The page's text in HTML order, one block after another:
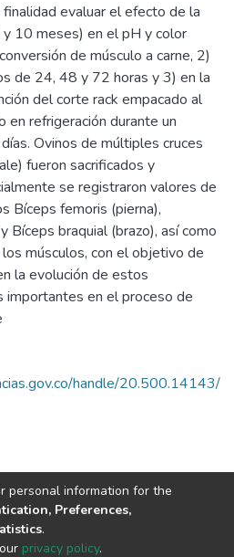
evaluar el efecto de la
10 meses) en el pH y color
de músculo a carne, 2)
de 24, 48 y 72 horas y 3) en la
del corte rack empacado al
en refrigeración durante un
Ovinos de múltiples cruces
fueron sacrificados y
se registraron valores de
Bíceps femoris (pierna),
Bíceps braquial (brazo), así como
músculos, con el objetivo de
la evolución de estos
importantes en el proceso de
handle/20.500.14143/
personal information for the
Preferences,
.
privacy policy.